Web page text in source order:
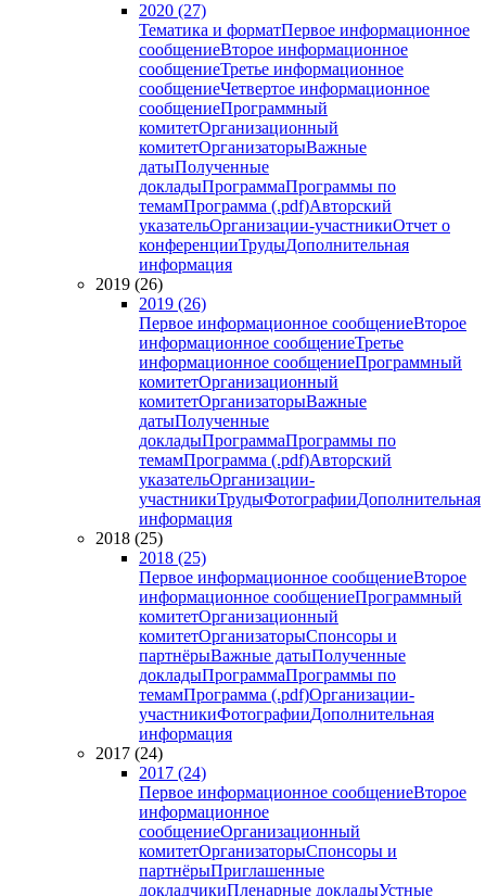
2020 (27)
Тематика и форматПервое информационное
сообщениеВторое информационное
сообщениеТретье информационное
сообщениеЧетвертое информационное
сообщениеПрограммный
комитетОрганизационный
комитетОрганизаторыВажные
датыПолученные
докладыПрограммаПрограммы по
темамПрограмма (.pdf)Авторский
указательОрганизации-участникиОтчет о
конференцииТрудыДополнительная
информация
2019 (26)
2019 (26)
Первое информационное сообщениеВторое
информационное сообщениеТретье
информационное сообщениеПрограммный
комитетОрганизационный
комитетОрганизаторыВажные
датыПолученные
докладыПрограммаПрограммы по
темамПрограмма (.pdf)Авторский
указательОрганизации-
участникиТрудыФотографииДополнительная
информация
2018 (25)
2018 (25)
Первое информационное сообщениеВторое
информационное сообщениеПрограммный
комитетОрганизационный
комитетОрганизаторыСпонсоры и
партнёрыВажные датыПолученные
докладыПрограммаПрограммы по
темамПрограмма (.pdf)Организации-
участникиФотографииДополнительная
информация
2017 (24)
2017 (24)
Первое информационное сообщениеВторое
информационное
сообщениеОрганизационный
комитетОрганизаторыСпонсоры и
партнёрыПриглашенные
докладчикиПленарные докладыУстные